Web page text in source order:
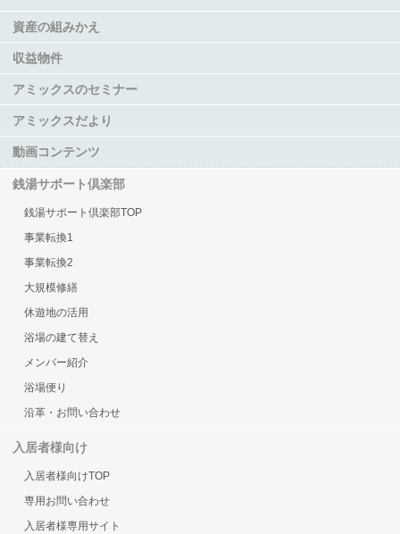
資産の組みかえ
収益物件
アミックスのセミナー
アミックスだより
動画コンテンツ
銭湯サポート倶楽部
銭湯サポート倶楽部TOP
事業転換1
事業転換2
大規模修繕
休遊地の活用
浴場の建て替え
メンバー紹介
浴場便り
沿革・お問い合わせ
入居者様向け
入居者様向けTOP
専用お問い合わせ
入居者様専用サイト